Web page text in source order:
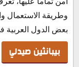
فوائد كريم
فوائد بيبانثين
كريم بيبانثين
الآثار الجانبية
وطريقة الاستعمال
بعض الدول العربية في 2023
بيبانثين صيدلي